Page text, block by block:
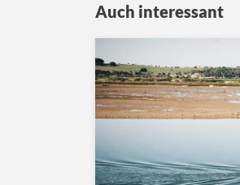
Auch interessant